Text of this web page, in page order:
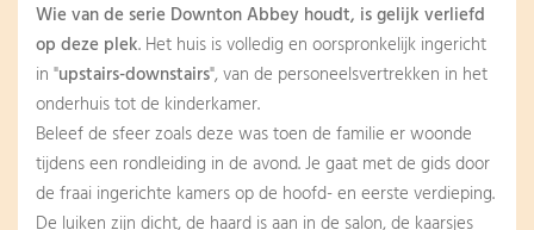
Wie van de serie Downton Abbey houdt, is gelijk verliefd
op deze plek. Het huis is volledig en oorspronkelijk ingericht
in "upstairs-downstairs", van de personeelsvertrekken in het
onderhuis tot de kinderkamer.
Beleef de sfeer zoals deze was toen de familie er woonde
tijdens een rondleiding in de avond. Je gaat met de gids door
de fraai ingerichte kamers op de hoofd- en eerste verdieping.
De luiken zijn dicht, de haard is aan in de salon, de kaarsjes